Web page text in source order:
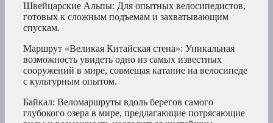
Швейцарские Альпы: Для опытных велосипедистов,
готовых к сложным подъемам и захватывающим
спускам.
Маршрут «Великая Китайская стена»: Уникальная
возможность увидеть одно из самых известных
сооружений в мире, совмещая катание на велосипеде
с культурным опытом.
Байкал: Веломаршруты вдоль берегов самого
глубокого озера в мире, предлагающие потрясающие